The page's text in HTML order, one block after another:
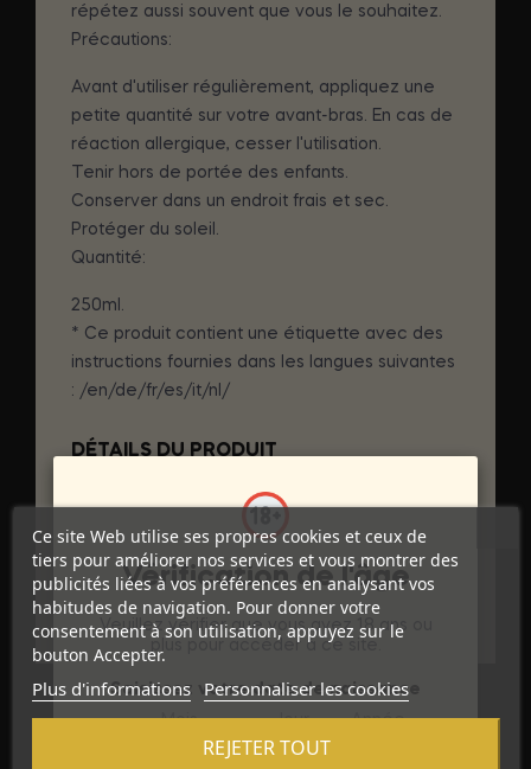
répétez aussi souvent que vous le souhaitez.
Précautions:
Avant d'utiliser régulièrement, appliquez une
petite quantité sur votre avant-bras. En cas de
réaction allergique, cesser l'utilisation.
Tenir hors de portée des enfants.
Conserver dans un endroit frais et sec.
Protéger du soleil.
Quantité:
250ml.
* Ce produit contient une étiquette avec des
instructions fournies dans les langues suivantes
: /en/de/fr/es/it/nl/
DÉTAILS DU PRODUIT
Marque COBECO - CBL
Référence D-196499
Références spécifiques
Ce site Web utilise ses propres cookies et ceux de
tiers pour améliorer nos services et vous montrer des
publicités liées à vos préférences en analysant vos
habitudes de navigation. Pour donner votre
consentement à son utilisation, appuyez sur le
bouton Accepter.
Plus d'informations Personnaliser les cookies
REJETER TOUT
Vérification de l'âge
Veuillez vérifier que vous avez 18 ans ou
plus pour accéder à ce site.
Saisissez votre date de naissance
Mois
Jour Année